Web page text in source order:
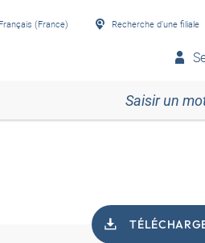
Français (France) Recherche d’une filiale